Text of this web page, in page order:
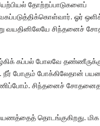
தோற்றப்பாடுகளைப்
ஓர்
வயதினிலேயே சிந்தனைச்
கப்பல் போலவே தண்ணீருக்கு
நீர் போகும் போக்கிலேதான்
சிந்தனைச்
தொடங்குகிறது.